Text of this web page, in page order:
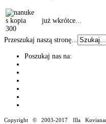
już wkrótce...
Przeszukaj naszą stronę...
Poszukaj nas na:
Copyright © 2003-2017 Illa